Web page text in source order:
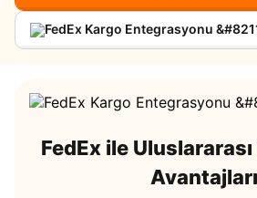
FedEx ile Uluslararası
Avantajları